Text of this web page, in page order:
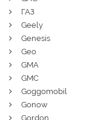
ГАЗ
Geely
Genesis
Geo
GMA
GMC
Goggomobil
Gonow
Gordon